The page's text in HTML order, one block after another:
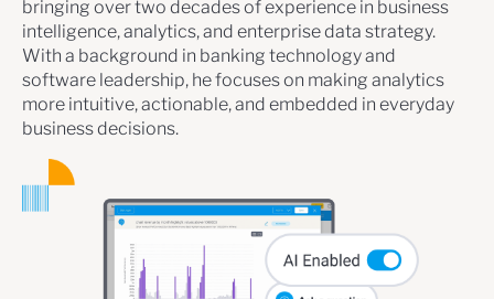
bringing over two decades of experience in business
intelligence, analytics, and enterprise data strategy.
With a background in banking technology and
software leadership, he focuses on making analytics
more intuitive, actionable, and embedded in everyday
business decisions.